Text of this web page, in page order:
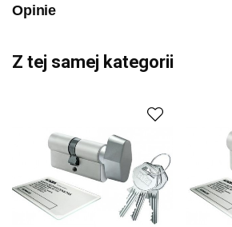
Opinie
Z tej samej kategorii